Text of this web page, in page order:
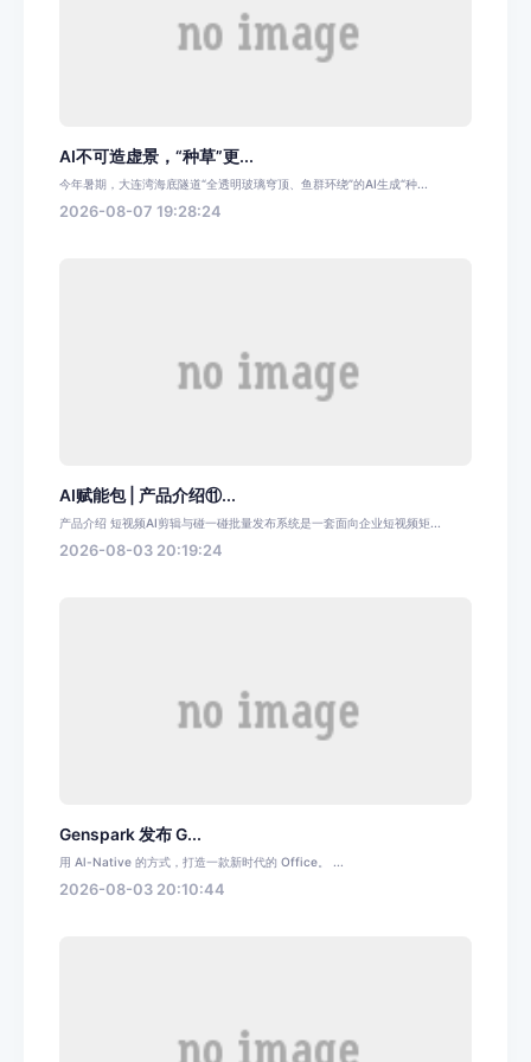
AI不可造虚景，“种草”更...
今年暑期，大连湾海底隧道“全透明玻璃穹顶、鱼群环绕”的AI生成“种...
2026-08-07 19:28:24
AI赋能包 | 产品介绍⑪...
产品介绍 短视频AI剪辑与碰一碰批量发布系统是一套面向企业短视频矩...
2026-08-03 20:19:24
Genspark 发布 G...
用 Al-Native 的方式，打造一款新时代的 Office。 ...
2026-08-03 20:10:44